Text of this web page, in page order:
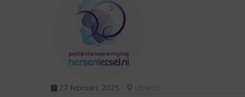
27 februari, 2025